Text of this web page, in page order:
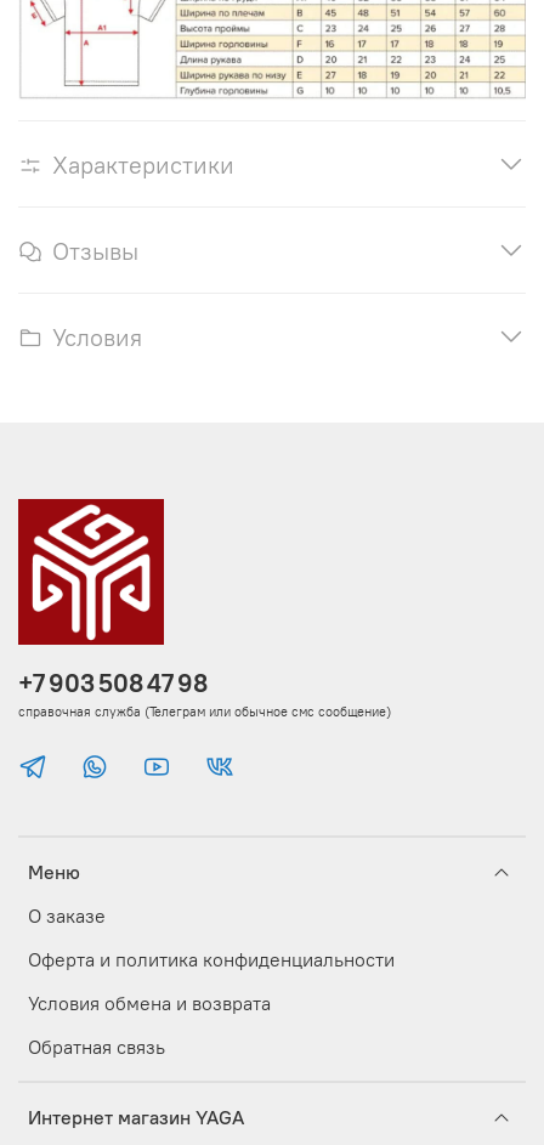
Характеристики
Отзывы
Условия
Меню
О заказе
Оферта и политика конфиденциальности
Условия обмена и возврата
Обратная связь
Интернет магазин YAGA
+7 903 508 47 98
справочная служба (Телеграм или обычное смс сообщение)